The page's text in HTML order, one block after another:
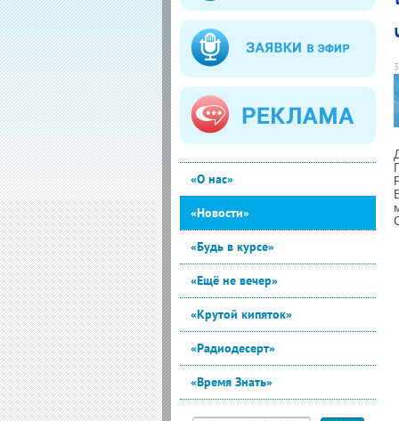
«О нас»
«Новости»
«Будь в курсе»
«Ещё не вечер»
«Крутой кипяток»
«Радиодесерт»
«Время Знать»